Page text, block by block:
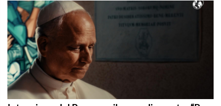
Intenzione del Papa per il mese di agosto: “Per